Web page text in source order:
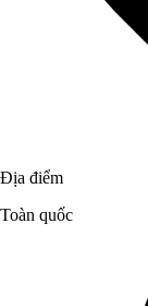
Địa điểm
Toàn quốc